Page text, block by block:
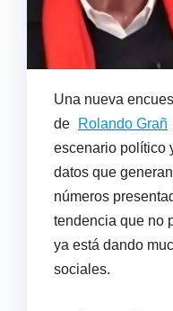
Una nueva
de
Rolando Grañ
escenario político
datos que
números
tendencia que no
ya está dando
sociales.